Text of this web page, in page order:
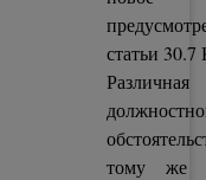
статьи
тому же